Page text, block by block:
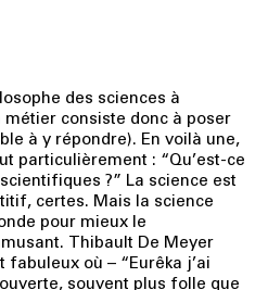
des sciences à
métier consiste donc à poser
à y répondre). En voilà une,
particulièrement : “Qu’est-ce
?” La science est
certes. Mais la science
pour mieux le
Thibault De Meyer
où – “Eurêka j’ai
souvent plus folle que